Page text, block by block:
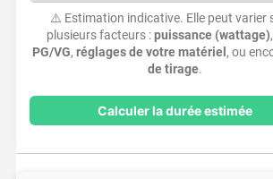
⚠️ Estimation indicative. Elle peut varier
plusieurs facteurs :puissance (wattage)
PG/VG,réglages de votre matériel , ou
de tirage.
Calculer la durée estimée